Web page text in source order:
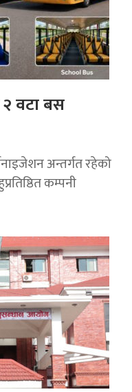
वटा बस
अन्तर्गत रहेको
कम्पनी